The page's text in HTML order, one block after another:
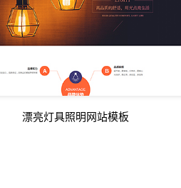
漂亮灯具照明网站模板